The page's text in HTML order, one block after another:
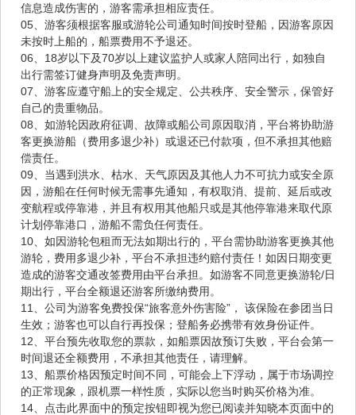
信息造成伤害的，游客需承担相应责任。
05、游客须根据客服或游轮公司通知时间按时登船，因游客原因
未按时上船的，船票费用不予退还。
06、18岁以下及70岁以上建议监护人或家人陪同出行，如独自
出行需签订健身声明及免责声明。
07、游客应遵守船上的安全规定、公共秩序、安全警示，保管好
自己的贵重物品。
08、如游轮因政府征调、故障或船公司原因取消，平台将协助游
客更换游船（费用多退少补）或退还已付款项，但不承担其他赔
偿责任。
09、当遇到洪水、枯水、天气原因及其他人力不可抗力或安全原
因，游船在任何时候无需事先通知，有权取消、提前、延后或改
变航程或停靠港，并且有权用其他船只或是其他停靠港来取代原
计划停靠港口，游船不需负任何责任。
10、如因游轮包租而无法如期出行的，平台需协助游客更换其他
游轮，费用多退少补，平台不承担违约赔付责任！如因日期变更
造成的游客交通改签费用由平台承担。如游客不同意更换游轮/日
期出行，平台全额退还游客所缴纳费用。
11、公司为游客免费投保“旅客意外伤害险”， 该保险在参团当日
生效；游客也可以自行再投保；登船务必携带有效身份证件。
12、平台预先收取您的票款，如船票因故预订失败，平台会第一
时间退还全额费用，不承担其他责任，请理解。
13、船票价格因预定时间不同，可能会上下浮动，属于市场调控
的正常现象，跟机票一样性质，实际以您当时购买价格为准。
14、点击此界面中的预定按钮即视为您已阅读并知晓本页面中的